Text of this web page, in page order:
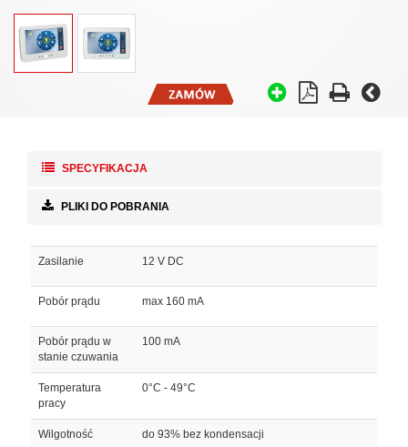
SPECYFIKACJA
PLIKI DO POBRANIA
Zasilanie 12 V DC
Pobór prądu max 160 mA
Pobór prądu w
stanie czuwania
100 mA
Temperatura
pracy
0°C - 49°C
Wilgotność do 93% bez kondensacji